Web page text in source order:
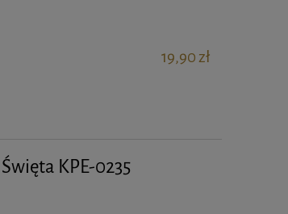
19,90 zł
KPE-0235